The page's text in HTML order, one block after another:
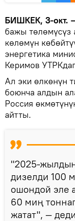
БИШКЕК, 3-окт.
бажы төлөмүсүз
көлөмүн
энергетика
Керимов
Ал эки өлкөнүн
боюнча алдын
Россия
айтты.
"2025-
дизелди 100
ошондой эле
60 миң
жатат", —